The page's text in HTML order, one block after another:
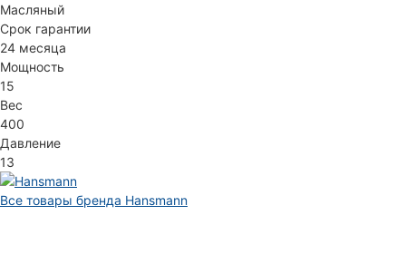
Масляный
Срок гарантии
24 месяца
Мощность
15
Вес
400
Давление
13
Все товары бренда Hansmann